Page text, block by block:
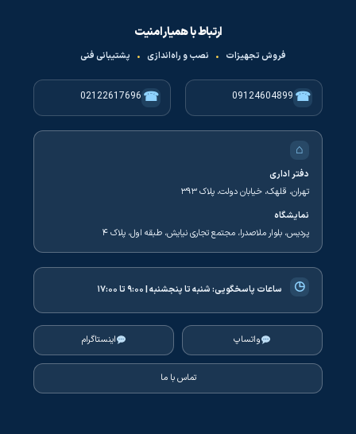
ارتباط با همیار امنیت
فروش تجهیزات • نصب و راه‌اندازی • پشتیبانی فنی
☎
09124604899
☎
02122617696
⌂
دفتر اداری
تهران، قلهک، خیابان دولت، پلاک ۳۹۳
نمایشگاه
پردیس، بلوار ملاصدرا، مجتمع تجاری نیایش، طبقه اول، پلاک ۴
◷ ساعات پاسخگویی:شنبه تا پنجشنبه | ۹:۰۰ تا ۱۷:۰۰
واتساپ اینستاگرام
تماس با ما